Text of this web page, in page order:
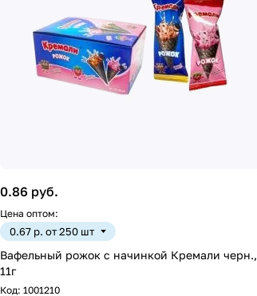
0.86 руб.
Цена оптом:
0.67 р. от 250 шт
Вафельный рожок с начинкой Кремали черн.,
11г
Код: 1001210